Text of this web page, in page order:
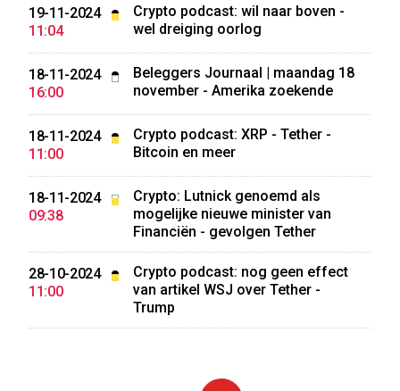
19-11-2024
11:04
Crypto podcast: wil naar boven -
wel dreiging oorlog
18-11-2024
16:00
Beleggers Journaal | maandag 18
november - Amerika zoekende
18-11-2024
11:00
Crypto podcast: XRP - Tether -
Bitcoin en meer
18-11-2024
09:38
Crypto: Lutnick genoemd als
mogelijke nieuwe minister van
Financiën - gevolgen Tether
28-10-2024
11:00
Crypto podcast: nog geen effect
van artikel WSJ over Tether -
Trump